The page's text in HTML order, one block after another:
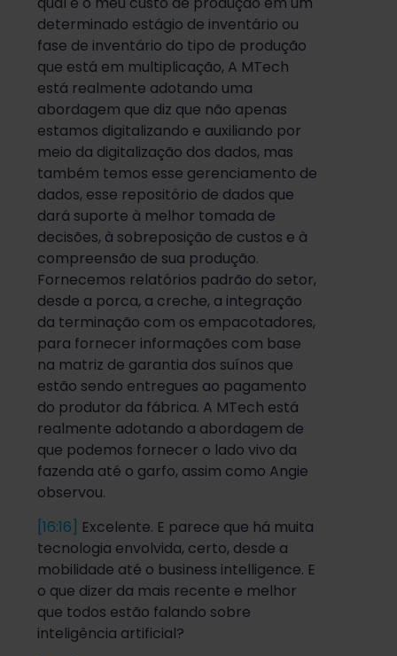
determinado estágio de inventário ou
fase de inventário do tipo de produção
que está em multiplicação, A MTech
está realmente adotando uma
abordagem que diz que não apenas
estamos digitalizando e auxiliando por
meio da digitalização dos dados, mas
também temos esse gerenciamento de
dados, esse repositório de dados que
dará suporte à melhor tomada de
decisões, à sobreposição de custos e à
compreensão de sua produção.
Fornecemos relatórios padrão do setor,
desde a porca, a creche, a integração
da terminação com os empacotadores,
para fornecer informações com base
na matriz de garantia dos suínos que
estão sendo entregues ao pagamento
do produtor da fábrica. A MTech está
realmente adotando a abordagem de
que podemos fornecer o lado vivo da
fazenda até o garfo, assim como Angie
observou.
[16:16] Excelente. E parece que há muita
tecnologia envolvida, certo, desde a
mobilidade até o business intelligence. E
o que dizer da mais recente e melhor
que todos estão falando sobre
inteligência artificial?